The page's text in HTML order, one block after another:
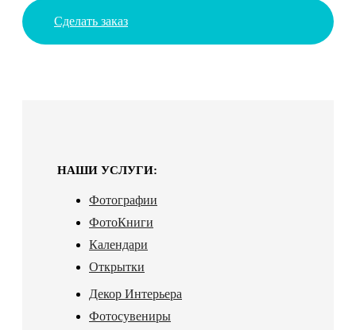
Сделать заказ
НАШИ УСЛУГИ:
Фотографии
ФотоКниги
Календари
Открытки
Декор Интерьера
Фотосувениры